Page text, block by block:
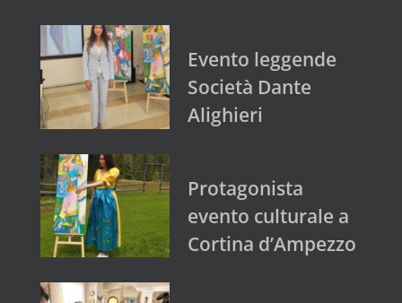
Evento leggende
Società Dante
Alighieri
Protagonista
evento culturale a
Cortina d’Ampezzo